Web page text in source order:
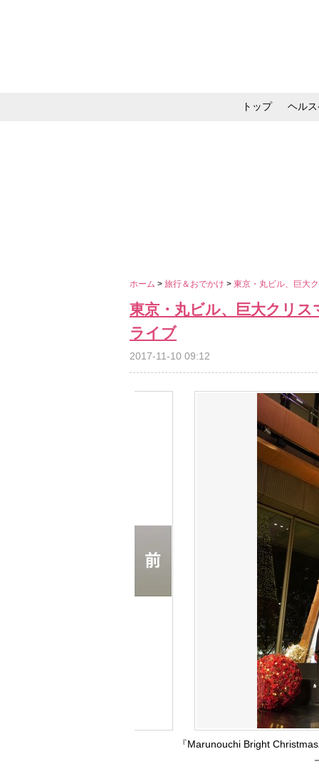
トップ ヘル
ホーム > 旅行＆おでかけ > 東京・丸ビル、巨大
東京・丸ビル、巨大クリ
ライブ
2017-11-10 09:12
『Marunouchi Bright